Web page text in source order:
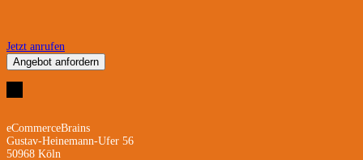
Jetzt anrufen
Angebot anfordern
eCommerceBrains
Gustav-Heinemann-Ufer 56
50968 Köln